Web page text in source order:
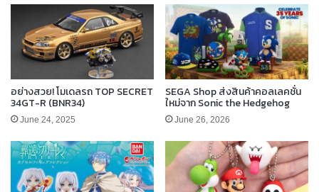
อย่างสวย! โมเดลรถ TOP SECRET
34GT-R (BNR34)
June 24, 2025
SEGA Shop ส่งสินค้าคอลเลคชั่น
ใหม่จาก Sonic the Hedgehog
June 26, 2026